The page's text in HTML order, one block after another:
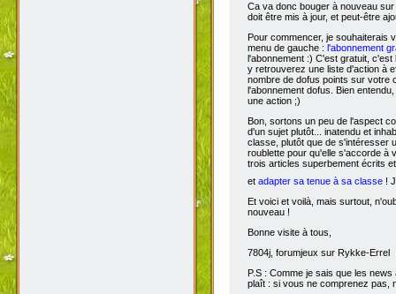
Ca va donc bouger à nouveau
doit être mis à jour, et peut-être
Pour commencer, je
menu de gauche : l'abonnement
l'abonnement :) C'est gratuit,
y retrouverez une liste d'action à
nombre de dofus points sur votre
l'abonnement dofus. Bien
une action ;)
Bon, sortons un peu de l'aspect
d'un sujet plutôt... inatendu et
classe, plutôt que de s'intéresser
roublette pour qu'elle s'accorde à
trois articles superbement écrits
et adapter sa tenue à sa classe !
Et voici et voilà, mais surtout,
nouveau !
Bonne visite à tous,
7804j, forumjeux sur Rykke-Errel
P.S : Comme je sais que les
plaît : si vous ne comprenez pas,